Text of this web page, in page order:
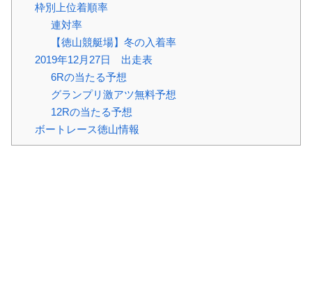
枠別上位着順率
連対率
【徳山競艇場】冬の入着率
2019年12月27日 出走表
6Rの当たる予想
グランプリ激アツ無料予想
12Rの当たる予想
ボートレース徳山情報